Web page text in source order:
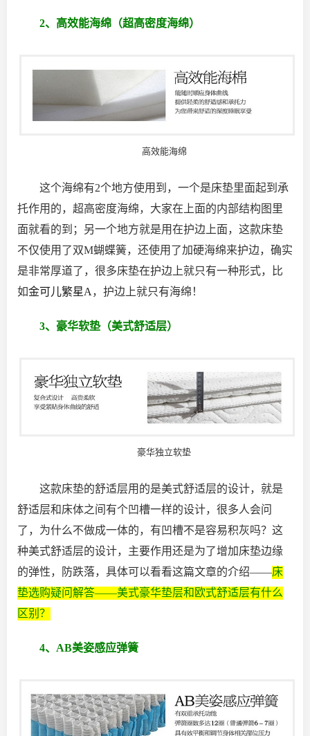
2、高效能海绵（超高密度海绵）
高效能海绵
这个海绵有2个地方使用到，一个是床垫里面起到承
托作用的，超高密度海绵，大家在上面的内部结构图里
面就看的到；另一个地方就是用在护边上面，这款床垫
不仅使用了双M蝴蝶簧，还使用了加硬海绵来护边，确实
是非常厚道了，很多床垫在护边上就只有一种形式，比
如金可儿繁星A ，护边上就只有海绵！
3、豪华软垫（美式舒适层）
豪华独立软垫
这款床垫的舒适层用的是美式舒适层的设计，就是
舒适层和床体之间有个凹槽一样的设计，很多人会问
了，为什么不做成一体的，有凹槽不是容易积灰吗？这
种美式舒适层的设计，主要作用还是为了增加床垫边缘
的弹性，防跌落，具体可以看看这篇文章的介绍——床
垫选购疑问解答——美式豪华垫层和欧式舒适层有什么
区别？
4、AB美姿感应弹簧